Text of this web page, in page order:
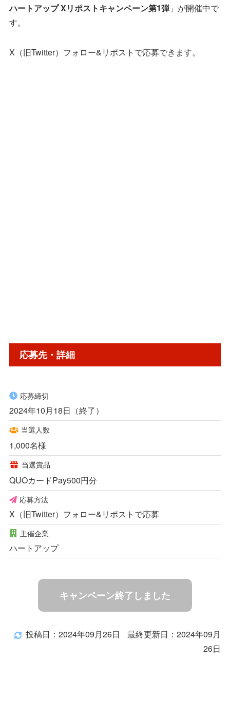
ハートアップ Xリポストキャンペーン第1弾」が開催中で
す。
X（旧Twitter）フォロー&リポストで応募できます。
応募先・詳細
応募締切
2024年10月18日（終了）
当選人数
1,000名様
当選賞品
QUOカードPay500円分
応募方法
X（旧Twitter）フォロー&リポストで応募
主催企業
ハートアップ
キャンペーン終了しました
投稿日：2024年09月26日
最終更新日：2024年09月
26日